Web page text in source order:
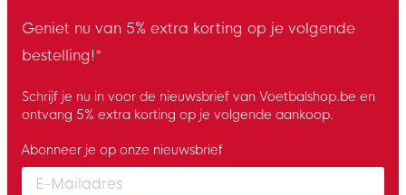
Geniet nu van 5% extra korting op je volgende
bestelling!*
Schrijf je nu in voor de nieuwsbrief van Voetbalshop.be en
ontvang 5% extra korting op je volgende aankoop.
Enter your email and accept the privacy policy to subscribe to
Abonneer je op onze nieuwsbrief